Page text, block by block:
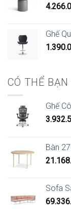
Ghế
CÓ THỂ
Ghế
Bàn
Sofa